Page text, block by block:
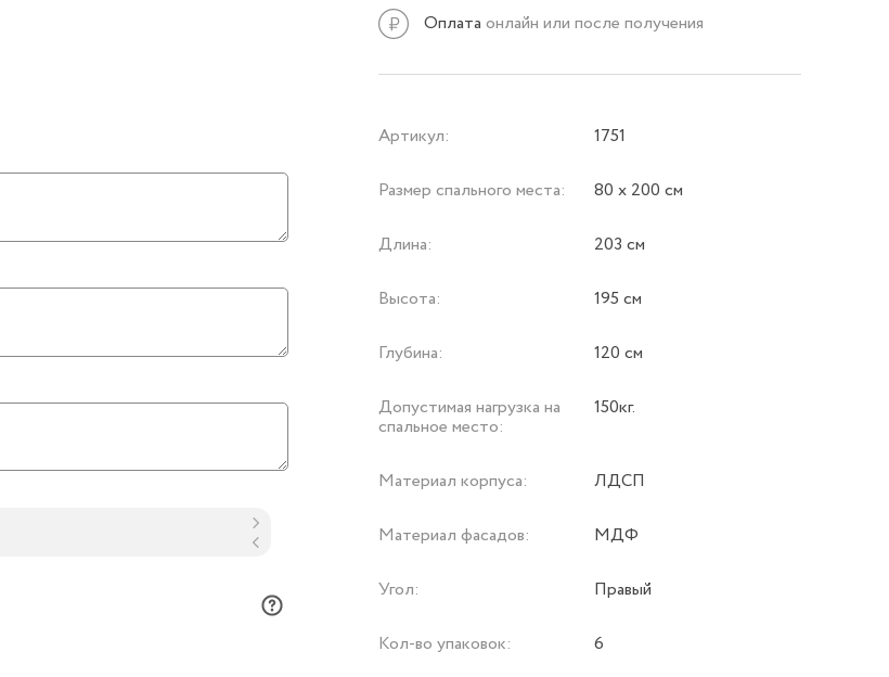
Оплата онлайн или после получения
Артикул: 1751
Размер спального места: 80 х 200 см
Длина: 203 см
Высота: 195 см
Глубина: 120 см
Допустимая нагрузка на
спальное место:
150кг.
Материал корпуса: ЛДСП
Материал фасадов: МДФ
Угол: Правый
Кол-во упаковок: 6